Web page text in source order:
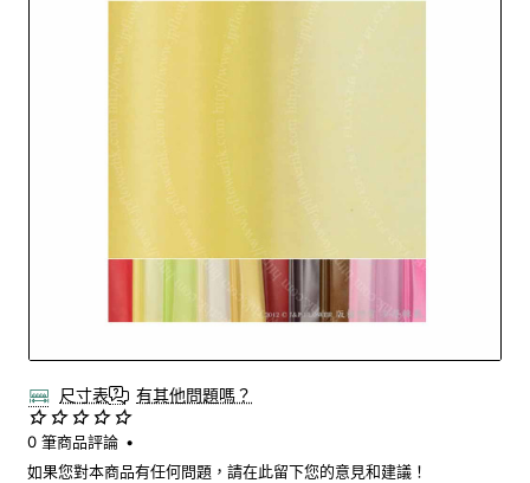
Out Of Stock
尺寸表 有其他問題嗎？
0 筆商品評論 •
如果您對本商品有任何問題，請在此留下您的意見和建議！